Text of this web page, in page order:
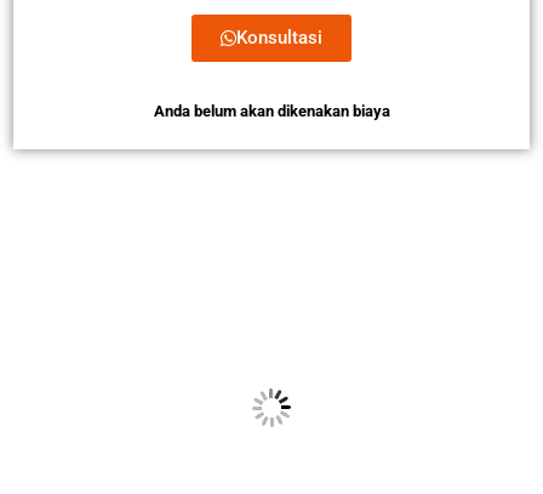
Konsultasi
Anda belum akan dikenakan biaya